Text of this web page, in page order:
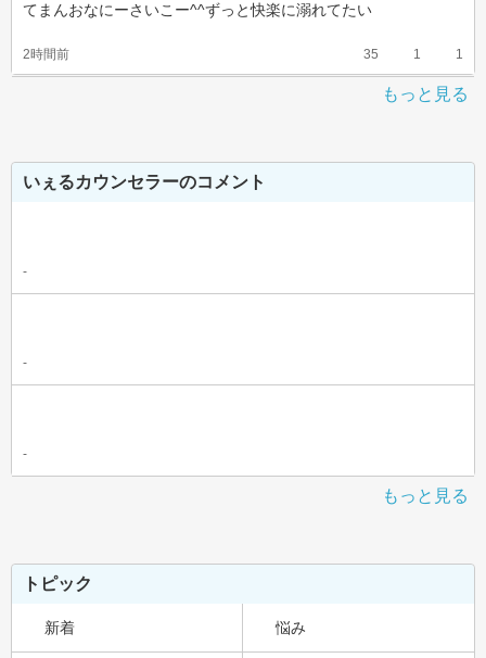
てまんおなにーさいこー^^ずっと快楽に溺れてたい
2時間前 35 1 1
もっと見る
いぇるカウンセラーのコメント
-
-
-
もっと見る
トピック
新着 悩み